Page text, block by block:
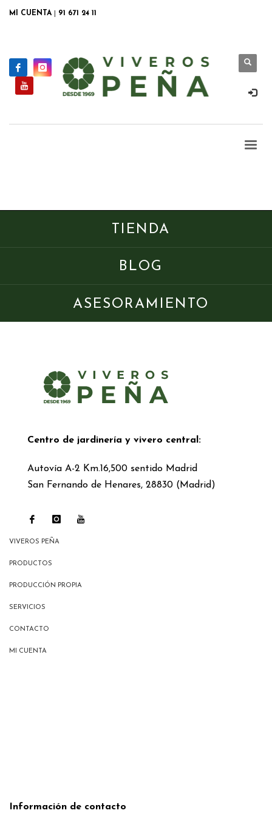
MI CUENTA 91 671 24 11
TIENDA
BLOG
ASESORAMIENTO
Centro de jardinería y vivero central:
Autovía A-2 Km.16,500 sentido Madrid
San Fernando de Henares, 28830 (Madrid)
VIVEROS PEÑA
PRODUCTOS
PRODUCCIÓN PROPIA
SERVICIOS
CONTACTO
MI CUENTA
Información de contacto